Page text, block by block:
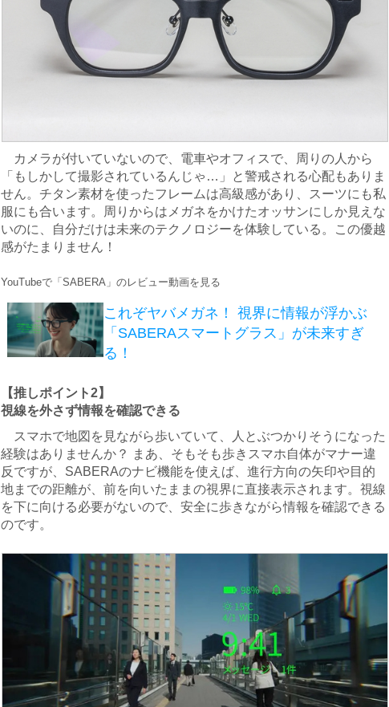
カメラが付いていないので、電車やオフィスで、周りの人から
「もしかして撮影されているんじゃ…」と警戒される心配もありま
せん。チタン素材を使ったフレームは高級感があり、スーツにも私
服にも合います。周りからはメガネをかけたオッサンにしか見えな
いのに、自分だけは未来のテクノロジーを体験している。この優越
感がたまりません！
YouTubeで「SABERA」のレビュー動画を見る
これぞヤバメガネ！ 視界に情報が浮かぶ
「SABERAスマートグラス」が未来すぎ
る！
【推しポイント2】
視線を外さず情報を確認できる
スマホで地図を見ながら歩いていて、人とぶつかりそうになった
経験はありませんか？ まあ、そもそも歩きスマホ自体がマナー違
反ですが、SABERAのナビ機能を使えば、進行方向の矢印や目的
地までの距離が、前を向いたままの視界に直接表示されます。視線
を下に向ける必要がないので、安全に歩きながら情報を確認できる
のです。